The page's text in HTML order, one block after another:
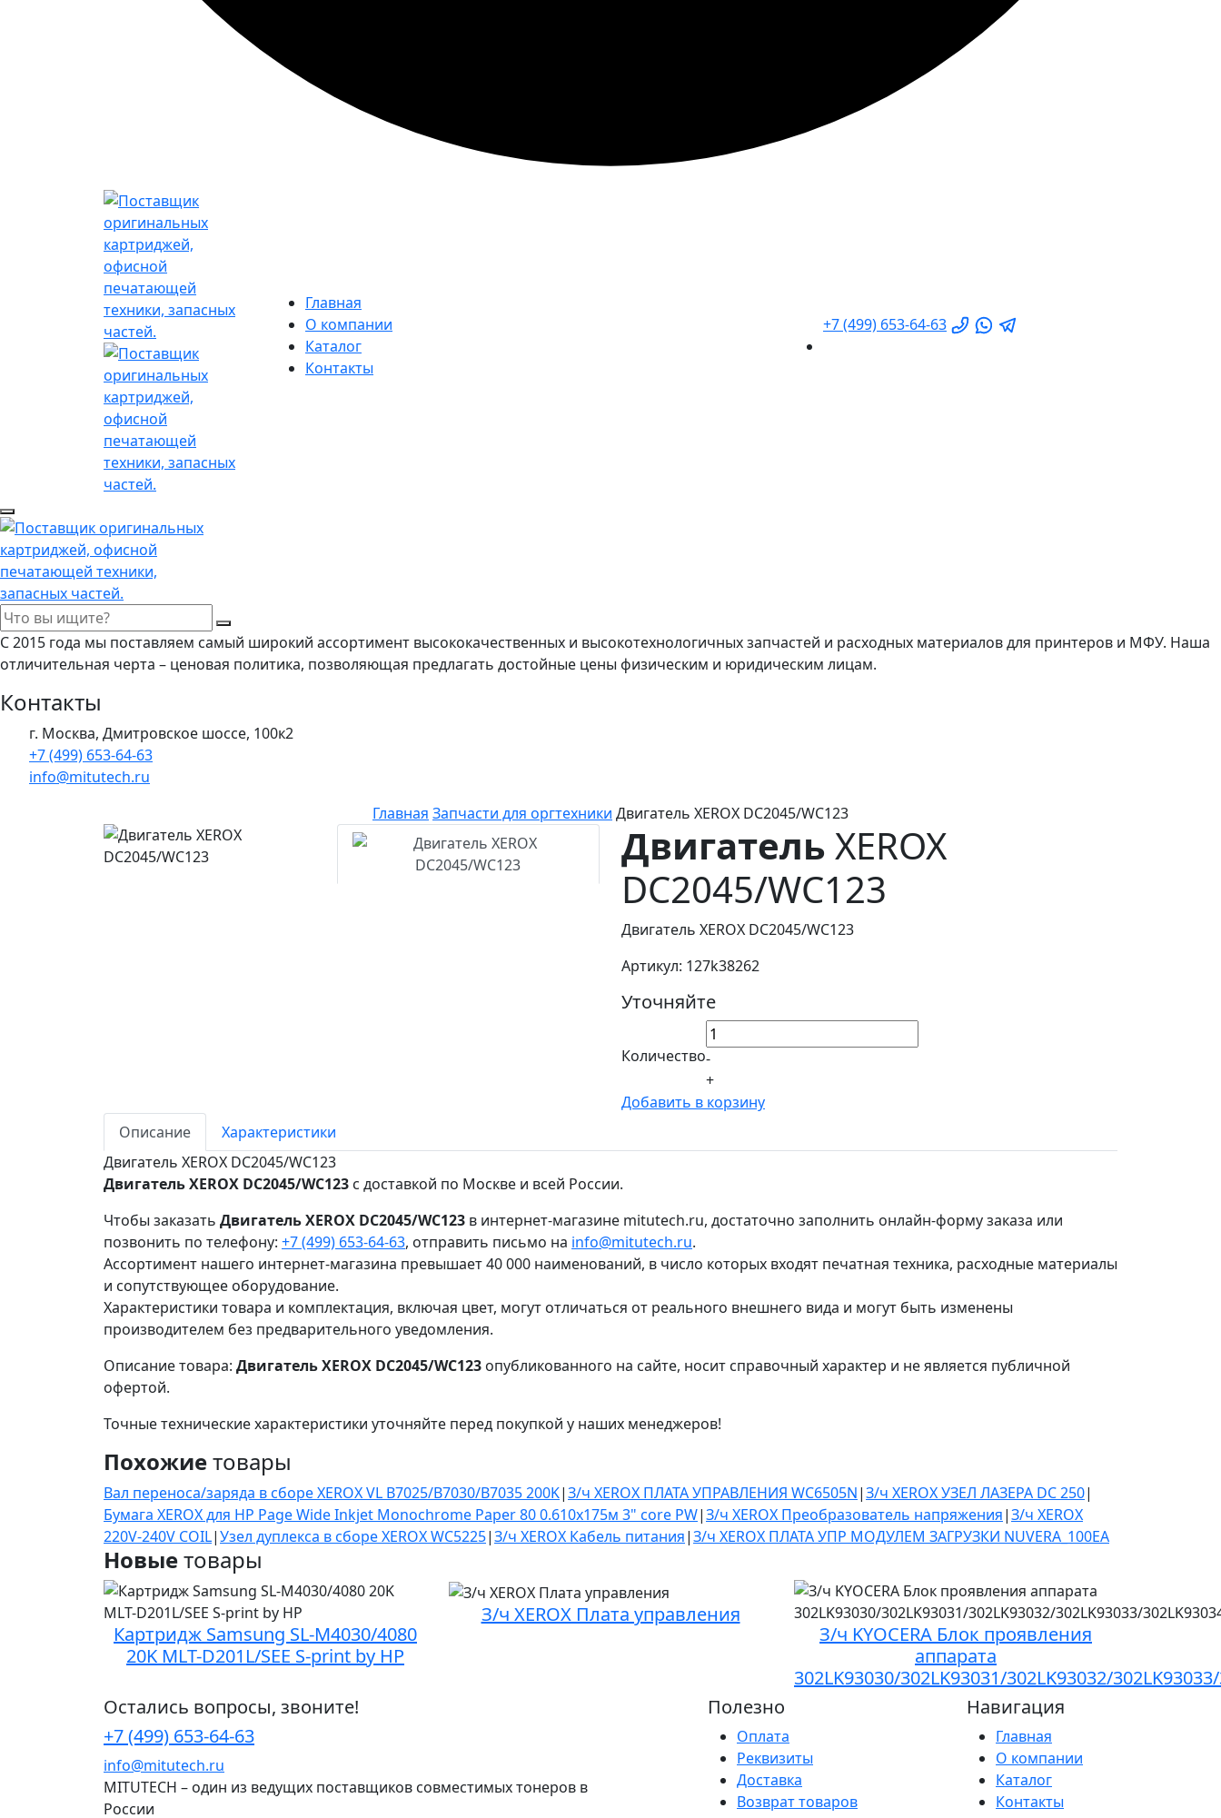
Главная
О компании
Каталог
Контакты
+7 (499) 653-64-63
С 2015 года мы поставляем самый широкий ассортимент высококачественных и высокотехнологичных запчастей и расходных материалов для принтеров и МФУ. Наша
отличительная черта – ценовая политика, позволяющая предлагать достойные цены физическим и юридическим лицам.
Контакты
г. Москва, Дмитровское шоссе, 100к2
+7 (499) 653-64-63
info@mitutech.ru
Главная Запчасти для оргтехники Двигатель XEROX DC2045/WC123
Двигатель XEROX
DC2045/WC123
Двигатель XEROX DC2045/WC123
Артикул: 127k38262
Уточняйте
Количество-
+
Добавить в корзину
Описание
Характеристики
Двигатель XEROX DC2045/WC123
Двигатель XEROX DC2045/WC123 с доставкой по Москве и всей России.
Чтобы заказать Двигатель XEROX DC2045/WC123 в интернет-магазине mitutech.ru, достаточно заполнить онлайн-форму заказа или
позвонить по телефону: +7 (499) 653-64-63, отправить письмо на info@mitutech.ru.
Ассортимент нашего интернет-магазина превышает 40 000 наименований, в число которых входят печатная техника, расходные материалы
и сопутствующее оборудование.
Характеристики товара и комплектация, включая цвет, могут отличаться от реального внешнего вида и могут быть изменены
производителем без предварительного уведомления.
Описание товара: Двигатель XEROX DC2045/WC123 опубликованного на сайте, носит справочный характер и не является публичной
офертой.
Точные технические характеристики уточняйте перед покупкой у наших менеджеров!
Похожиетовары
Вал переноса/заряда в сборе XEROX VL B7025/B7030/B7035 200K|З/ч XEROX ПЛАТА УПРАВЛЕНИЯ WC6505N|З/ч XEROX УЗЕЛ ЛАЗЕРА DC 250|
Бумага XEROX для HP Page Wide Inkjet Monochrome Paper 80 0.610х175м 3" core PW|З/ч XEROX Преобразователь напряжения|З/ч XEROX
220V-240V COIL|Узел дуплекса в сборе XEROX WC5225|З/ч XEROX Кабель питания|З/ч XEROX ПЛАТА УПР МОДУЛЕМ ЗАГРУЗКИ NUVERA_100EA
Новыетовары
Картридж Samsung SL-M4030/4080
20K MLT-D201L/SEE S-print by HP
З/ч XEROX Плата управления
З/ч KYOCERA Блок проявления
аппарата
302LK93030/302LK93031/302LK93032/
Остались вопросы, звоните!
+7 (499) 653-64-63
info@mitutech.ru
MITUTECH – один из ведущих поставщиков совместимых тонеров в
России
Полезно
Оплата
Реквизиты
Доставка
Возврат товаров
Навигация
Главная
О компании
Каталог
Контакты